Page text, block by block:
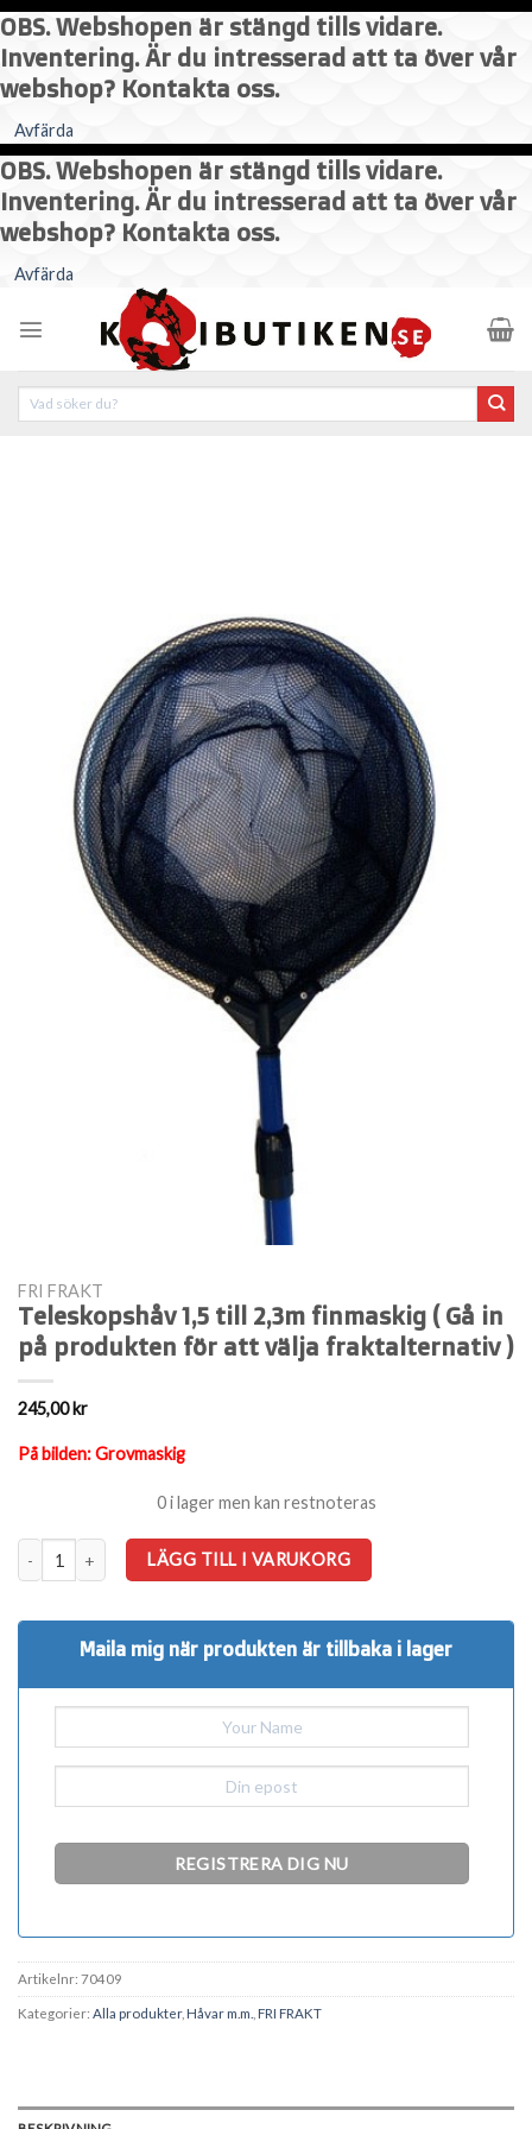
OBS. Webshopen är stängd tills vidare.
Inventering. Är du intresserad att ta över vår
webshop? Kontakta oss.
Avfärda
OBS. Webshopen är stängd tills vidare.
Inventering. Är du intresserad att ta över vår
webshop? Kontakta oss.
Avfärda
content
FRI FRAKT
Teleskopshåv 1,5 till 2,3m finmaskig ( Gå in
på produkten för att välja fraktalternativ )
245,00kr
På bilden: Grovmaskig
0 i lager men kan restnoteras
Teleskopshåv 1,5 till 2,3m finmaskig ( Gå in på produkten för att välja
LÄGG TILL I VARUKORG
Maila mig när produkten är tillbaka i lager
Artikelnr: 70409
Kategorier: Alla produkter, Håvar m.m. FRI FRAKT